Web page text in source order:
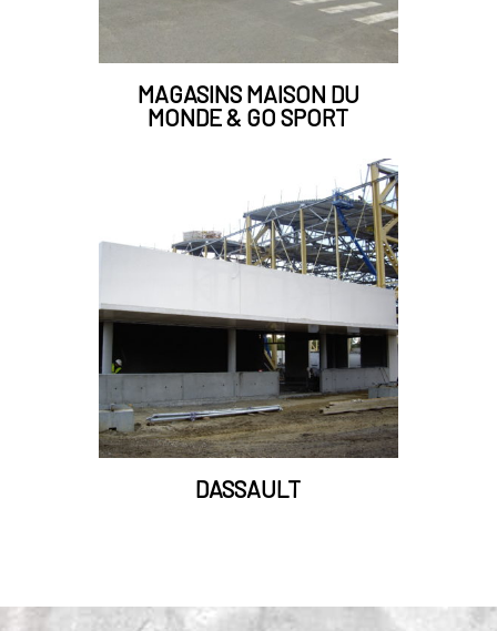
MAGASINS MAISON DU
MONDE & GO SPORT
DASSAULT